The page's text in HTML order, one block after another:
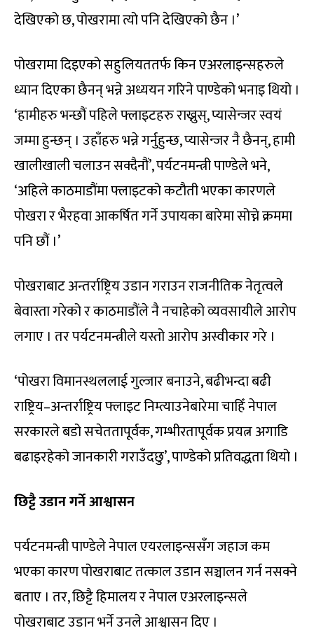
देखिएको छ, पोखरामा त्यो पनि देखिएको छैन ।’
पोखरामा दिइएको सहुलियततर्फ किन एअरलाइन्सहरुले
ध्यान दिएका छैनन् भन्ने अध्ययन गरिने पाण्डेको भनाइ थियो ।
‘हामीहरु भन्छौं पहिले फ्लाइटहरु राख्नुस्, प्यासेन्जर स्वयं
जम्मा हुन्छन् । उहाँहरु भन्ने गर्नुहुन्छ, प्यासेन्जर नै छैनन्, हामी
खालीखाली चलाउन सक्दैनौं’, पर्यटनमन्त्री पाण्डेले भने,
‘अहिले काठमाडौंमा फ्लाइटको कटौती भएका कारणले
पोखरा र भैरहवा आकर्षित गर्ने उपायका बारेमा सोच्ने क्रममा
पनि छौं ।’
पोखराबाट अन्तर्राष्ट्रिय उडान गराउन राजनीतिक नेतृत्वले
बेवास्ता गरेको र काठमाडौंले नै नचाहेको व्यवसायीले आरोप
लगाए । तर पर्यटनमन्त्रीले यस्तो आरोप अस्वीकार गरे ।
‘पोखरा विमानस्थललाई गुल्जार बनाउने, बढीभन्दा बढी
राष्ट्रिय–अन्तर्राष्ट्रिय फ्लाइट निम्त्याउनेबारेमा चाहिँ नेपाल
सरकारले बडो सचेततापूर्वक, गम्भीरतापूर्वक प्रयत्न अगाडि
बढाइरहेको जानकारी गराउँदछु’, पाण्डेको प्रतिवद्धता थियो ।
छिट्टै उडान गर्ने आश्वासन
पर्यटनमन्त्री पाण्डेले नेपाल एयरलाइन्ससँग जहाज कम
भएका कारण पोखराबाट तत्काल उडान सञ्चालन गर्न नसक्ने
बताए । तर, छिट्टै हिमालय र नेपाल एअरलाइन्सले
पोखराबाट उडान भर्ने उनले आश्वासन दिए ।